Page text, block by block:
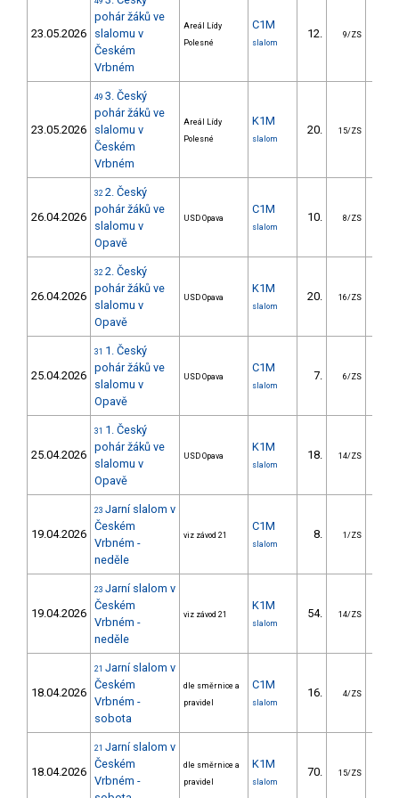
23.05.2026
pohár žáků ve
slalomu v
Českém
Vrbném
Areál Lídy
Polesné
C1M
slalom
12. 9/ZS
23.05.2026
49 3. Český
pohár žáků ve
slalomu v
Českém
Vrbném
Areál Lídy
Polesné
K1M
slalom
20. 15/ZS
26.04.2026
32 2. Český
pohár žáků ve
slalomu v
Opavě
USD Opava
C1M
slalom
10. 8/ZS
26.04.2026
32 2. Český
pohár žáků ve
slalomu v
Opavě
USD Opava
K1M
slalom
20. 16/ZS
25.04.2026
31 1. Český
pohár žáků ve
slalomu v
Opavě
USD Opava
C1M
slalom
7. 6/ZS
25.04.2026
31 1. Český
pohár žáků ve
slalomu v
Opavě
USD Opava
K1M
slalom
18. 14/ZS
19.04.2026
23 Jarní slalom v
Českém
Vrbném -
neděle
viz závod 21
C1M
slalom
8. 1/ZS
19.04.2026
23 Jarní slalom v
Českém
Vrbném -
neděle
viz závod 21
K1M
slalom
54. 14/ZS
18.04.2026
21 Jarní slalom v
Českém
Vrbném -
sobota
dle směrnice a
pravidel
C1M
slalom
16. 4/ZS
18.04.2026
21 Jarní slalom v
Českém
Vrbném -
dle směrnice a
pravidel
K1M
slalom
70. 15/ZS